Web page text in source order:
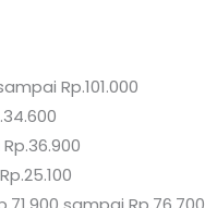
Rp.101.000